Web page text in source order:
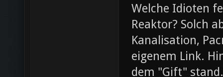
Welche Idioten
Reaktor? Solch
Kanalisation,
eigenem Link.
dem "Gift" stand.